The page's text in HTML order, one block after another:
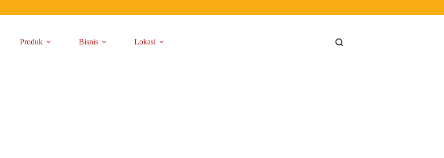
Produk Bisnis Lokasi